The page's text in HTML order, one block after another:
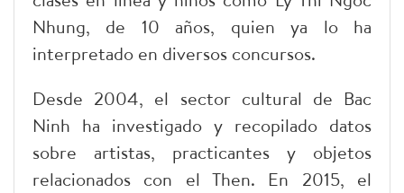
Nhung, de 10 años, quien ya lo ha
interpretado en diversos concursos.
Desde 2004, el sector cultural de Bac
Ninh ha investigado y recopilado datos
sobre artistas, practicantes y objetos
relacionados con el Then. En 2015, el